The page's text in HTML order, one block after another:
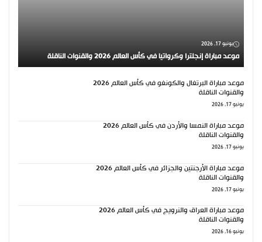
يونيو 17, 2026
موعد مباراة إنجلترا وكرواتيا في كأس العالم 2026 والقنوات الناقلة
موعد مباراة البرتغال والكونغو في كأس العالم 2026
والقنوات الناقلة
يونيو 17, 2026
موعد مباراة النمسا والأردن في كأس العالم 2026
والقنوات الناقلة
يونيو 17, 2026
موعد مباراة الأرجنتين والجزائر في كأس العالم 2026
والقنوات الناقلة
يونيو 17, 2026
موعد مباراة العراق والنرويج في كأس العالم 2026
والقنوات الناقلة
يونيو 16, 2026